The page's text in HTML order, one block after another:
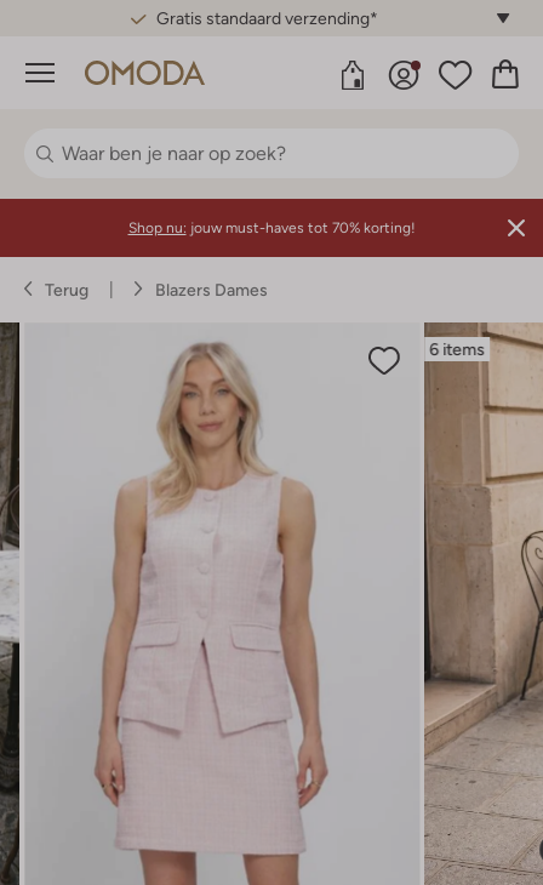
Gratis standaard verzending*
Menu
Shop nu: jouw must-haves tot 70% korting!
Terug Blazers Dames
6 items